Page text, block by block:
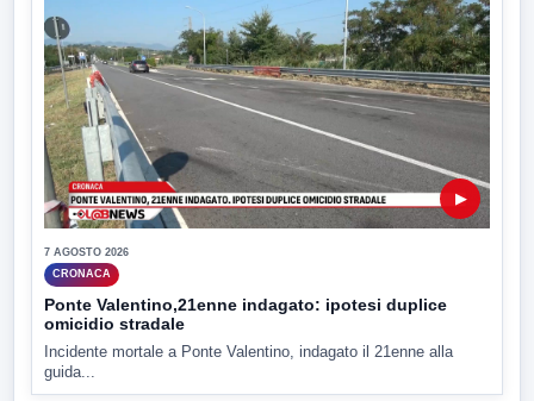
▶
7 AGOSTO 2026
CRONACA
Ponte Valentino,21enne indagato: ipotesi duplice
omicidio stradale
Incidente mortale a Ponte Valentino, indagato il 21enne alla
guida...